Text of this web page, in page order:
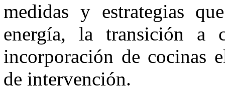
medidas y estrategias
energía, la transición a
incorporación de cocinas
de intervención.